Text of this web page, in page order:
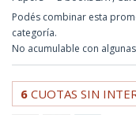
Podés combinar esta
categoría.
No acumulable con
6 CUOTAS SIN